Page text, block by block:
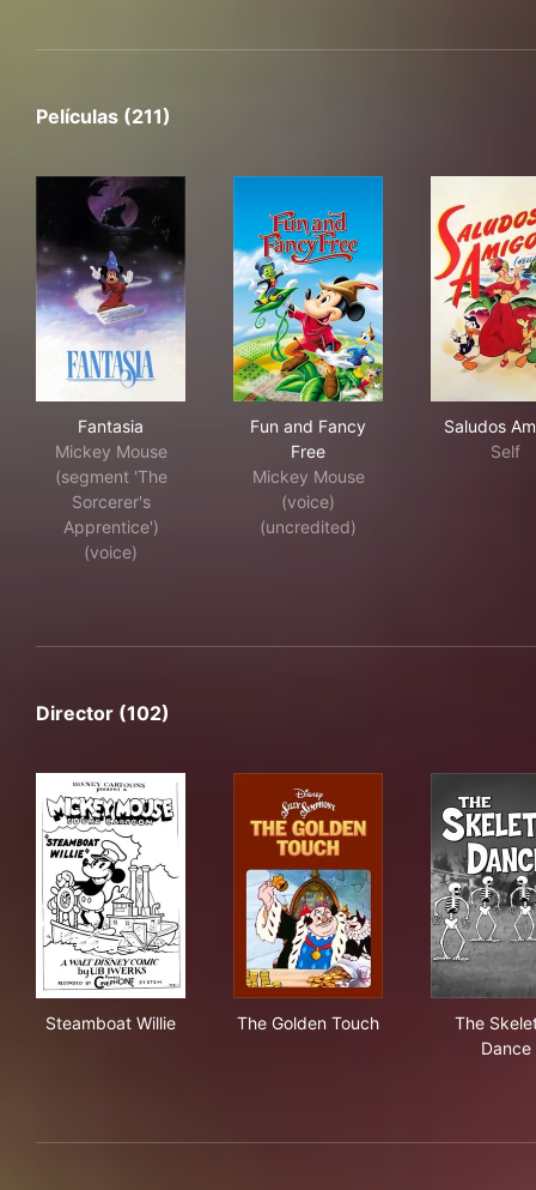
Películas (211)
Fantasia
Mickey Mouse
(segment 'The
Sorcerer's
Apprentice')
(voice)
Fun and Fancy
Free
Mickey Mouse
(voice)
(uncredited)
Saludos
Self
Director (102)
Steamboat Willie The Golden Touch
The
Dance